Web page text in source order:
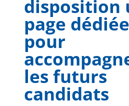
disposition
page dédiée
pour
les futurs
candidats